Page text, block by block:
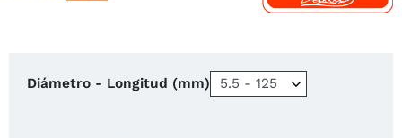
Diámetro - Longitud (mm)